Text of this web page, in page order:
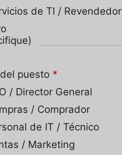
de TI / Revendedor
puesto *
/ Director General
/ Comprador
de IT / Técnico
/ Marketing